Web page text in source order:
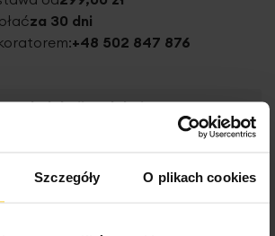
Szczegóły O plikach cookies
za 30 dni
+48 502 847 876
z kolekcji:Kolekcja